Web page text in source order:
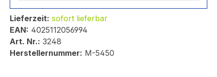
Lieferzeit: sofort lieferbar
EAN: 4025112056994
Art. Nr.: 3248
Herstellernummer: M-5450